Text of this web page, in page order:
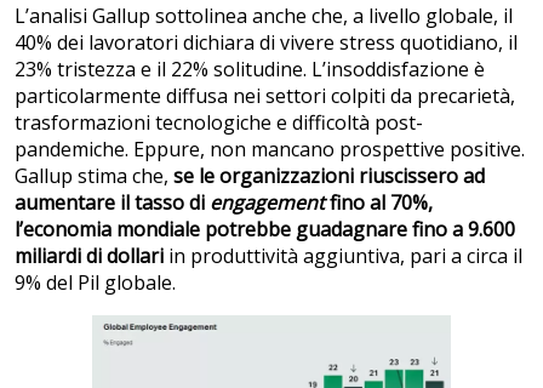
L’analisi Gallup sottolinea anche che, a livello globale, il
40% dei lavoratori dichiara di vivere stress quotidiano, il
23% tristezza e il 22% solitudine. L’insoddisfazione è
particolarmente diffusa nei settori colpiti da precarietà,
trasformazioni tecnologiche e difficoltà post-
pandemiche. Eppure, non mancano prospettive positive.
Gallup stima che, se le organizzazioni riuscissero ad
aumentare il tasso di engagementfino al 70%,
l’economia mondiale potrebbe guadagnare fino a 9.600
miliardi di dollari in produttività aggiuntiva, pari a circa il
9% del Pil globale.